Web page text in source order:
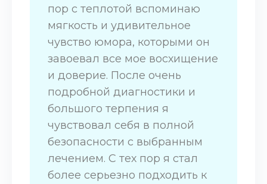
пор с теплотой вспоминаю
мягкость и удивительное
чувство юмора, которыми он
завоевал все мое восхищение
и доверие. После очень
подробной диагностики и
большого терпения я
чувствовал себя в полной
безопасности с выбранным
лечением. С тех пор я стал
более серьезно подходить к